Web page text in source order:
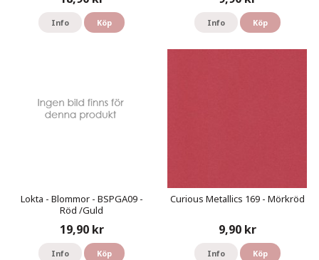
Info Köp Info Köp
Lokta - Blommor - BSPGA09 -
Röd /Guld
19,90 kr
Info Köp
Curious Metallics 169 - Mörkröd
9,90 kr
Info Köp